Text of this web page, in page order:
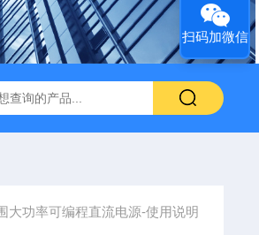
纬 GSP-730 频谱分析仪 艾睿光电
大功率可编程直流电源-使用说明
扫码加微信